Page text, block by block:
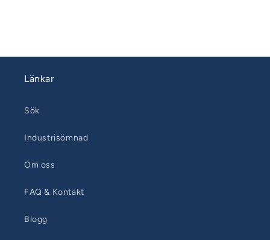
Länkar
Sök
Industrisömnad
Om oss
FAQ & Kontakt
Blogg